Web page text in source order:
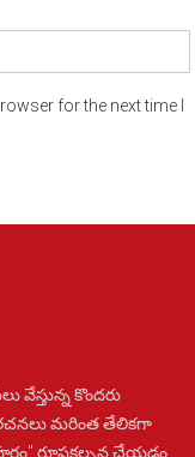
for the next time I
వేస్తున్న కొందరు
మరింత తేలికగా
రూపకల్పన చేయడం